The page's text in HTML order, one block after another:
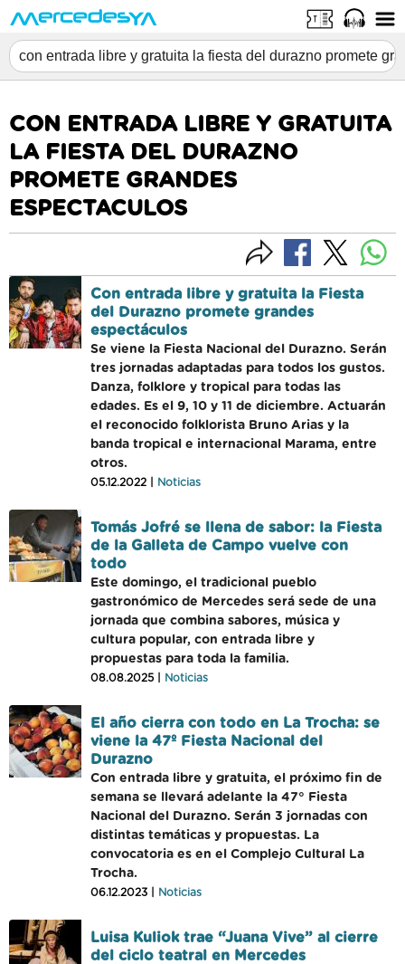
CON ENTRADA LIBRE Y GRATUITA
LA FIESTA DEL DURAZNO
PROMETE GRANDES
ESPECTACULOS
Con entrada libre y gratuita la Fiesta
del Durazno promete grandes
espectáculos
Se viene la Fiesta Nacional del Durazno. Serán
tres jornadas adaptadas para todos los gustos.
Danza, folklore y tropical para todas las
edades. Es el 9, 10 y 11 de diciembre. Actuarán
el reconocido folklorista Bruno Arias y la
banda tropical e internacional Marama, entre
otros.
05.12.2022 | Noticias
Tomás Jofré se llena de sabor: la Fiesta
de la Galleta de Campo vuelve con
todo
Este domingo, el tradicional pueblo
gastronómico de Mercedes será sede de una
jornada que combina sabores, música y
cultura popular, con entrada libre y
propuestas para toda la familia.
08.08.2025 | Noticias
El año cierra con todo en La Trocha: se
viene la 47º Fiesta Nacional del
Durazno
Con entrada libre y gratuita, el próximo fin de
semana se llevará adelante la 47° Fiesta
Nacional del Durazno. Serán 3 jornadas con
distintas temáticas y propuestas. La
convocatoria es en el Complejo Cultural La
Trocha.
06.12.2023 | Noticias
Luisa Kuliok trae “Juana Vive” al cierre
del ciclo teatral en Mercedes